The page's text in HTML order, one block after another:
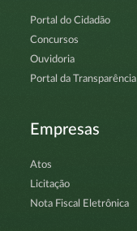
Portal do Cidadão
Concursos
Ouvidoria
Portal da Transparência
Empresas
Atos
Licitação
Nota Fiscal Eletrônica